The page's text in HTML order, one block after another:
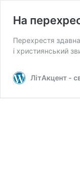
На
Перехрестя
і християнський
ЛітАкцент -